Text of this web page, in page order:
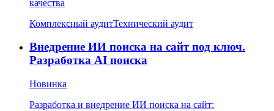
качества
Комплексный аудитТехнический аудит
Внедрение ИИ поиска на сайт под ключ.
Разработка AI поиска
Новинка
Разработка и внедрение ИИ поиска на сайт: